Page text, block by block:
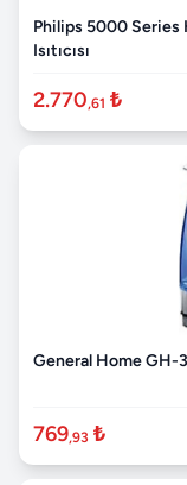
Philips 5000 Series
Isıtıcısı
2.770,61 ₺
General Home GH-
769,93 ₺